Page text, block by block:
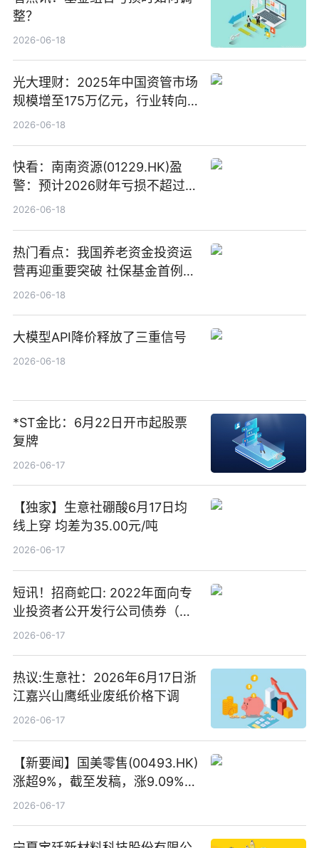
整？
2026-06-18
光大理财：2025年中国资管市场
规模增至175万亿元，行业转向
“量质并重”
2026-06-18
快看：南南资源(01229.HK)盈
警：预计2026财年亏损不超过
1000万港元
2026-06-18
热门看点：我国养老资金投资运
营再迎重要突破 社保基金首例期
货账户完成开立
2026-06-18
大模型API降价释放了三重信号
2026-06-18
*ST金比：6月22日开市起股票
复牌
2026-06-17
【独家】生意社硼酸6月17日均
线上穿 均差为35.00元/吨
2026-06-17
短讯！招商蛇口: 2022年面向专
业投资者公开发行公司债券（第
二期）（品种二）2026年付息公
2026-06-17
热议:生意社：2026年6月17日浙
江嘉兴山鹰纸业废纸价格下调
2026-06-17
【新要闻】国美零售(00493.HK)
涨超9%，截至发稿，涨9.09%，
报0.012港元，成交额37.26万港
2026-06-17